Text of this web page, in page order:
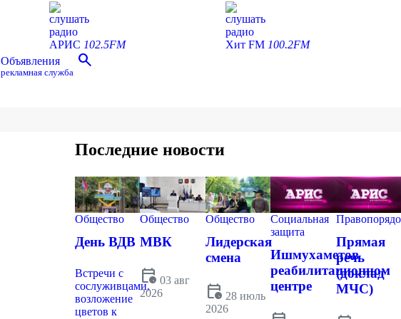
слушать
радио
АРИС 102.5FM
слушать
радио
Хит FM 100.2FM
Объявления
рекламная служба
search
Последние новости
Общество
День ВДВ
Встречи с
сослуживцами,
возложение
цветов к
Общество
МВК
calendar_clock 03 авг
2026
Общество
Лидерская
смена
calendar_clock 28 июль
2026
Социальная
защита
Ишмухаметов
реабилитационном
центре
Прямая
речь
(доклад
МЧС)